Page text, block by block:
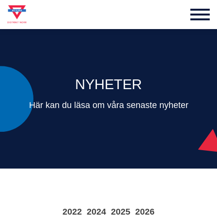
NYHETER
Här kan du läsa om våra senaste nyheter
2026
2025
2024
2022